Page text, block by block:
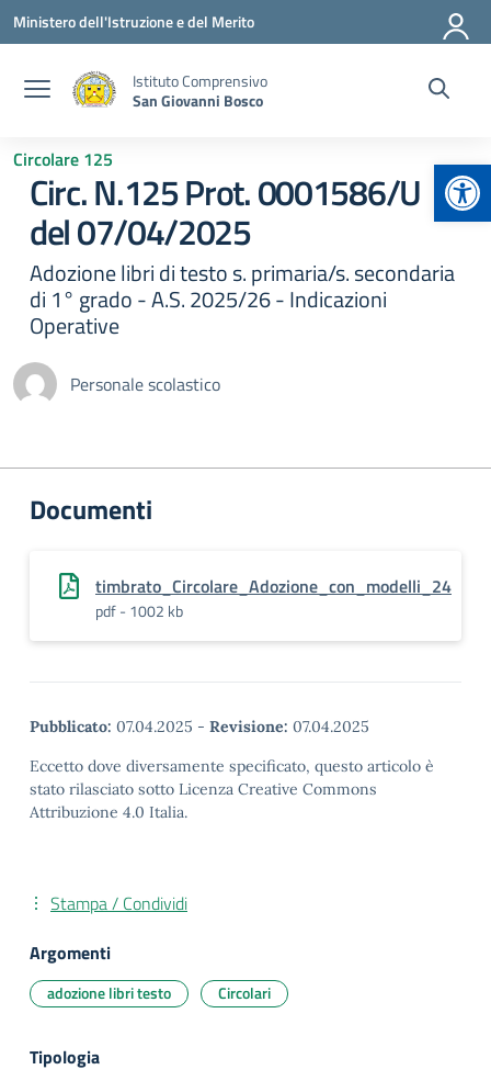
Vai ai contenuti
Vai al menu di navigazione
Vai al footer
Ministero dell'Istruzione e del Merito
Istituto Comprensivo
San Giovanni Bosco
Circolare 125
Circ. N.125 Prot. 0001586/U
del 07/04/2025
Adozione libri di testo s. primaria/s. secondaria
di 1° grado - A.S. 2025/26 - Indicazioni
Operative
Personale scolastico
Documenti
timbrato_Circolare_Adozione_con_modelli_24
pdf - 1002 kb
Pubblicato: 07.04.2025 - Revisione: 07.04.2025
Eccetto dove diversamente specificato, questo articolo è
stato rilasciato sotto Licenza Creative Commons
Attribuzione 4.0 Italia.
Stampa / Condividi
Argomenti
adozione libri testo Circolari
Tipologia